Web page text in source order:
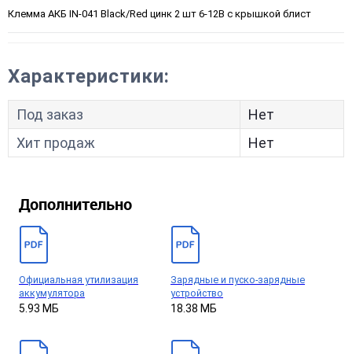
Клемма АКБ IN-041 Black/Red цинк 2 шт 6-12В с крышкой блист
Характеристики:
Под заказ
Нет
Хит продаж
Нет
Дополнительно
Официальная утилизация
аккумулятора
5.93 МБ
Зарядные и пуско-зарядные
устройство
18.38 МБ